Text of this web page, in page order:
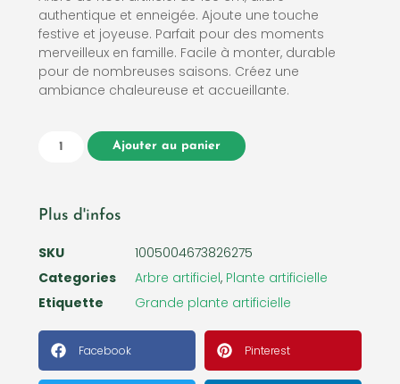
authentique et enneigée. Ajoute une touche
festive et joyeuse. Parfait pour des moments
merveilleux en famille. Facile à monter, durable
pour de nombreuses saisons. Créez une
ambiance chaleureuse et accueillante.
Ajouter au panier
Plus d'infos
SKU
1005004673826275
Categories
Arbre artificiel, Plante artificielle
Etiquette
Grande plante artificielle
Facebook Pinterest